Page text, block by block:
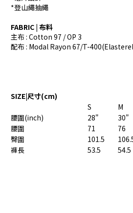
*登山繩抽繩
FABRIC | 布料
主布 : Cotton 97 / OP 3
配布 : Modal Rayon 67/T-
SIZE|尺寸(cm)
S
M
腰圍(inch)
28" 30"
腰圍
71 76
臀圍
101.5
褲長
53.5 54.5